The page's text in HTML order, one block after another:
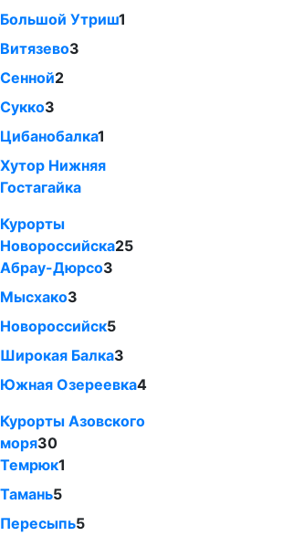
Большой Утриш1
Витязево3
Сенной2
Сукко3
Цибанобалка1
Хутор Нижняя
Гостагайка
Курорты
Новороссийска25
Абрау-Дюрсо3
Мысхако3
Новороссийск5
Широкая Балка3
Южная Озереевка4
Курорты Азовского
моря30
Темрюк1
Тамань5
Пересыпь5